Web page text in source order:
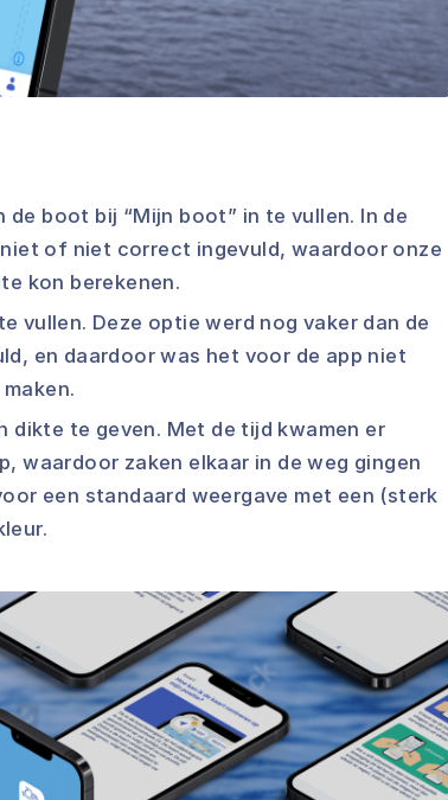
boot bij “Mijn boot” in te vullen. In de
of niet correct ingevuld, waardoor onze
kon berekenen.
vullen. Deze optie werd nog vaker dan de
en daardoor was het voor de app niet
dikte te geven. Met de tijd kwamen er
waardoor zaken elkaar in de weg gingen
een standaard weergave met een (sterk